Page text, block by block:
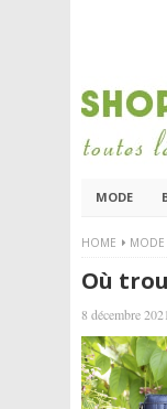
MODE
HOME MODE
Où
8 décembre 2021